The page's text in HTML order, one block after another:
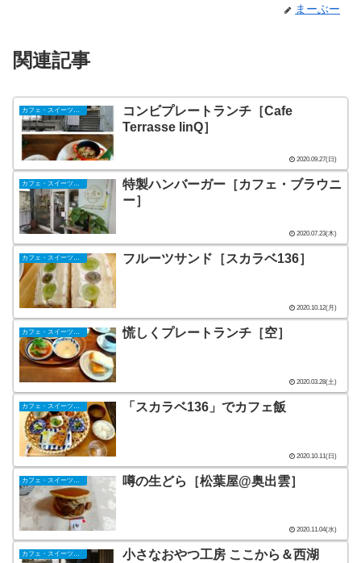
まーぶー
関連記事
コンビプレートランチ［Cafe
Terrasse linQ］
2020.09.27(日)
カフェ・スイーツ（山陰）
特製ハンバーガー［カフェ・ブラウニ
ー］
2020.07.23(木)
カフェ・スイーツ（山陰） フルーツサンド［スカラベ136］
2020.10.12(月)
カフェ・スイーツ（山陰） 慌しくプレートランチ［空］
2020.03.28(土)
カフェ・スイーツ（山陰） 「スカラベ136」でカフェ飯
2020.10.11(日)
噂の生どら［松葉屋@奥出雲］
2020.11.04(水)
カフェ・スイーツ（山陰） 小さなおやつ工房 ここから＆西湖